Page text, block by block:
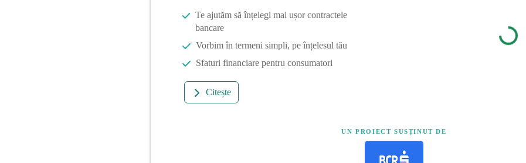
Te ajutăm să înțelegi mai ușor contractele
bancare
Vorbim în termeni simpli, pe înțelesul tău
Sfaturi financiare pentru consumatori
Citește
UN PROIECT SUSȚINUT DE